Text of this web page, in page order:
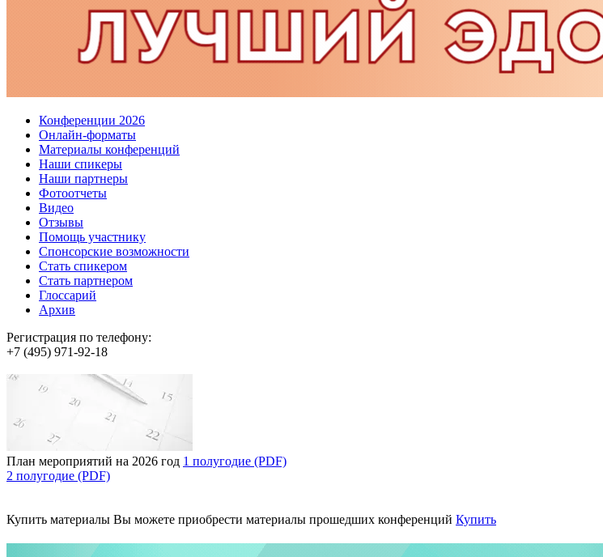
Конференции 2026
Онлайн-форматы
Материалы конференций
Наши спикеры
Наши партнеры
Фотоотчеты
Видео
Отзывы
Помощь участнику
Спонсорские возможности
Стать спикером
Стать партнером
Глоссарий
Архив
Регистрация по телефону:
+7 (495) 971-92-18
План мероприятий на 2026 год 1 полугодие (PDF)
2 полугодие (PDF)
Купить материалы Вы можете приобрести материалы прошедших конференций Купить